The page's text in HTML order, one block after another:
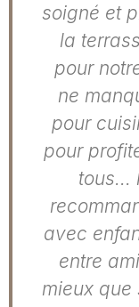
soigné et
la
pour
ne
pour
pour
tous...
avec
entre
mieux que